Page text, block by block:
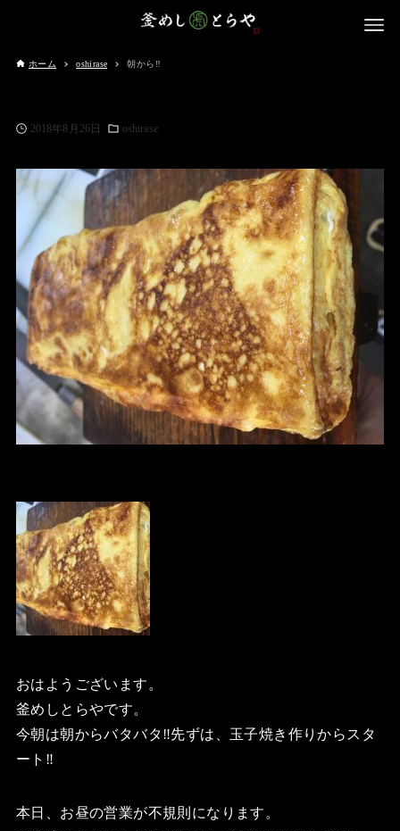
ホーム oshirase 朝から‼️
2018年8月26日 oshirase
おはようございます。
釜めしとらやです。
今朝は朝からバタバタ‼️先ずは、玉子焼き作りからスタ
ート‼️
本日、お昼の営業が不規則になります。